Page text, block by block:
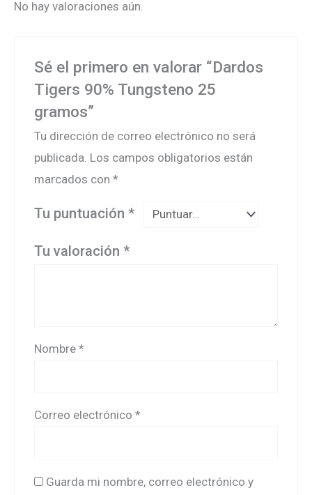
No hay valoraciones aún.
Sé el primero en valorar “Dardos
Tigers 90% Tungsteno 25
gramos”
Tu dirección de correo electrónico no será
publicada. Los campos obligatorios están
marcados con*
Tu puntuación*
Tu valoración*
Nombre*
Correo electrónico*
Guarda mi nombre, correo electrónico y